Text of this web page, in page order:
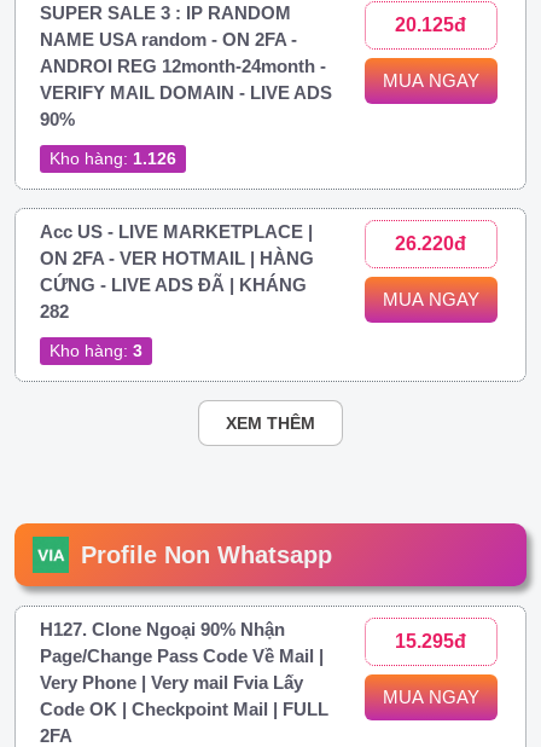
SUPER SALE 3 : IP RANDOM
NAME USA random - ON 2FA -
ANDROI REG 12month-24month -
VERIFY MAIL DOMAIN - LIVE ADS
90%
Kho hàng: 1.126
20.125đ
MUA NGAY
Acc US - LIVE MARKETPLACE |
ON 2FA - VER HOTMAIL | HÀNG
CỨNG - LIVE ADS ĐÃ | KHÁNG
282
Kho hàng: 3
26.220đ
MUA NGAY
XEM THÊM
Profile Non Whatsapp
H127. Clone Ngoại 90% Nhận
Page/Change Pass Code Về Mail |
Very Phone | Very mail Fvia Lấy
Code OK | Checkpoint Mail | FULL
2FA
15.295đ
MUA NGAY